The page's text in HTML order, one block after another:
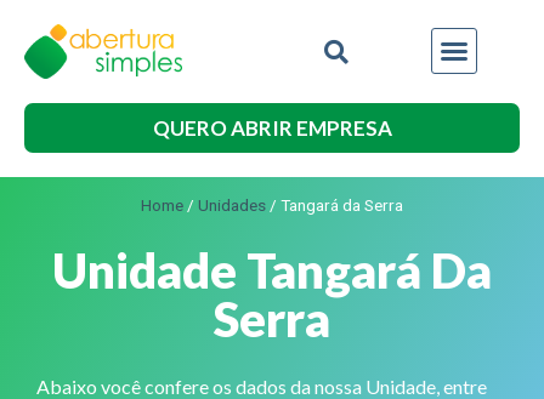
QUERO ABRIR EMPRESA
Home / Unidades / Tangará da Serra
Unidade Tangará Da
Serra
Abaixo você confere os dados da nossa Unidade, entre